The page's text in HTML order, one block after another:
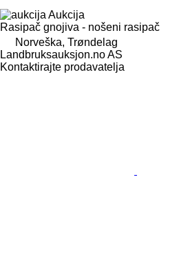
Aukcija
Rasipač gnojiva - nošeni rasipač
Norveška, Trøndelag
Landbruksauksjon.no AS
Kontaktirajte prodavatelja